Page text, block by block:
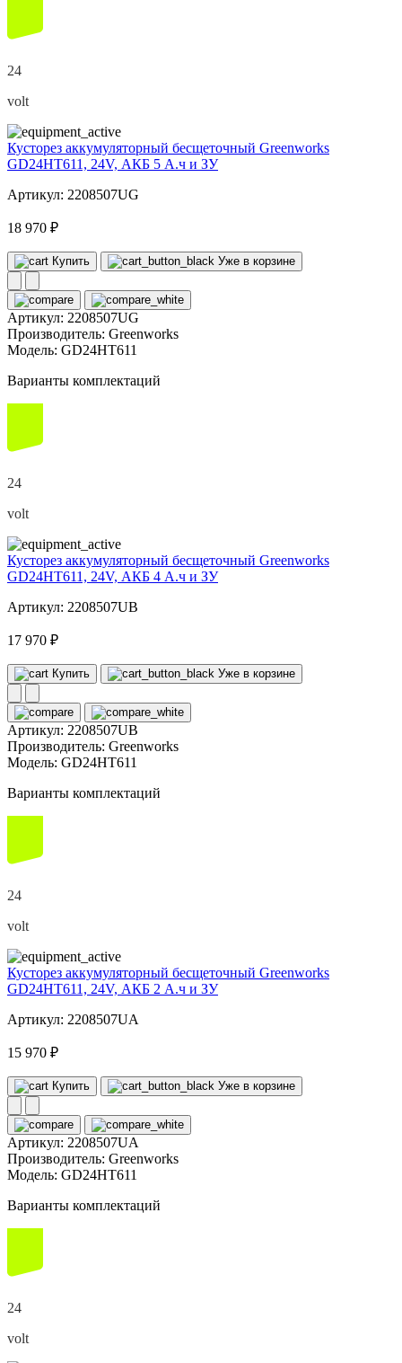
24
volt
Кусторез аккумуляторный бесщеточный Greenworks
GD24HT611, 24V, АКБ 5 А.ч и ЗУ
Артикул: 2208507UG
18 970 ₽
Купить Уже в корзине
Артикул: 2208507UG
Производитель: Greenworks
Модель: GD24HT611
Варианты комплектаций
24
volt
Кусторез аккумуляторный бесщеточный Greenworks
GD24HT611, 24V, АКБ 4 А.ч и ЗУ
Артикул: 2208507UB
17 970 ₽
Купить Уже в корзине
Артикул: 2208507UB
Производитель: Greenworks
Модель: GD24HT611
Варианты комплектаций
24
volt
Кусторез аккумуляторный бесщеточный Greenworks
GD24HT611, 24V, АКБ 2 А.ч и ЗУ
Артикул: 2208507UA
15 970 ₽
Купить Уже в корзине
Артикул: 2208507UA
Производитель: Greenworks
Модель: GD24HT611
Варианты комплектаций
24
volt